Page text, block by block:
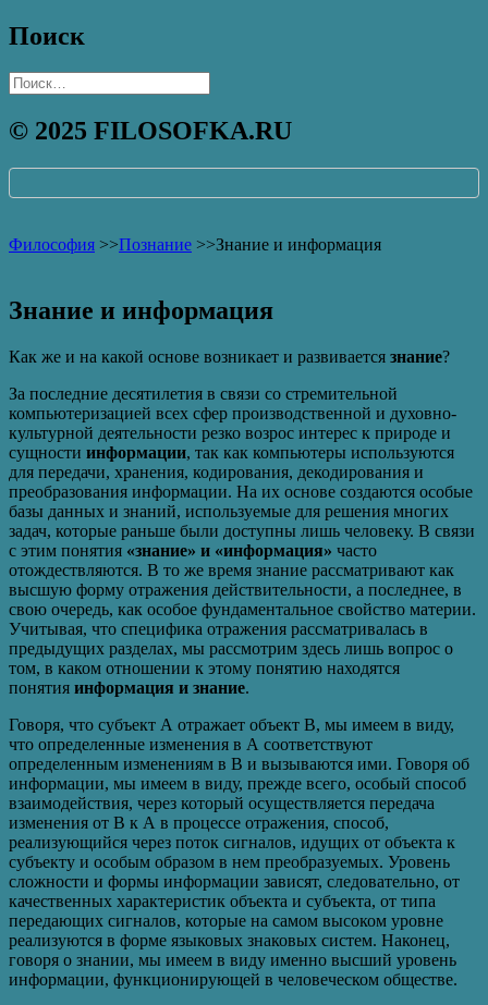
Поиск
Найти:
© 2025 FILOSOFKA.RU
Философия >>Познание >>Знание и информация
Знание и информация
Как же и на какой основе возникает и развивается знание?
За последние десятилетия в связи со стремительной
компьютеризацией всех сфер производственной и духовно-
культурной деятельности резко возрос интерес к природе и
сущности информации, так как компьютеры используются
для передачи, хранения, кодирования, декодирования и
преобразования информации. На их основе создаются особые
базы данных и знаний, используемые для решения многих
задач, которые раньше были доступны лишь человеку. В связи
с этим понятия «знание» и «информация» часто
отождествляются. В то же время знание рассматривают как
высшую форму отражения действительности, а последнее, в
свою очередь, как особое фундаментальное свойство материи.
Учитывая, что специфика отражения рассматривалась в
предыдущих разделах, мы рассмотрим здесь лишь вопрос о
том, в каком отношении к этому понятию находятся
понятия информация и знание.
Говоря, что субъект А отражает объект В, мы имеем в виду,
что определенные изменения в А соответствуют
определенным изменениям в В и вызываются ими. Говоря об
информации, мы имеем в виду, прежде всего, особый способ
взаимодействия, через который осуществляется передача
изменения от В к А в процессе отражения, способ,
реализующийся через поток сигналов, идущих от объекта к
субъекту и особым образом в нем преобразуемых. Уровень
сложности и формы информации зависят, следовательно, от
качественных характеристик объекта и субъекта, от типа
передающих сигналов, которые на самом высоком уровне
реализуются в форме языковых знаковых систем. Наконец,
говоря о знании, мы имеем в виду именно высший уровень
информации, функционирующей в человеческом обществе.